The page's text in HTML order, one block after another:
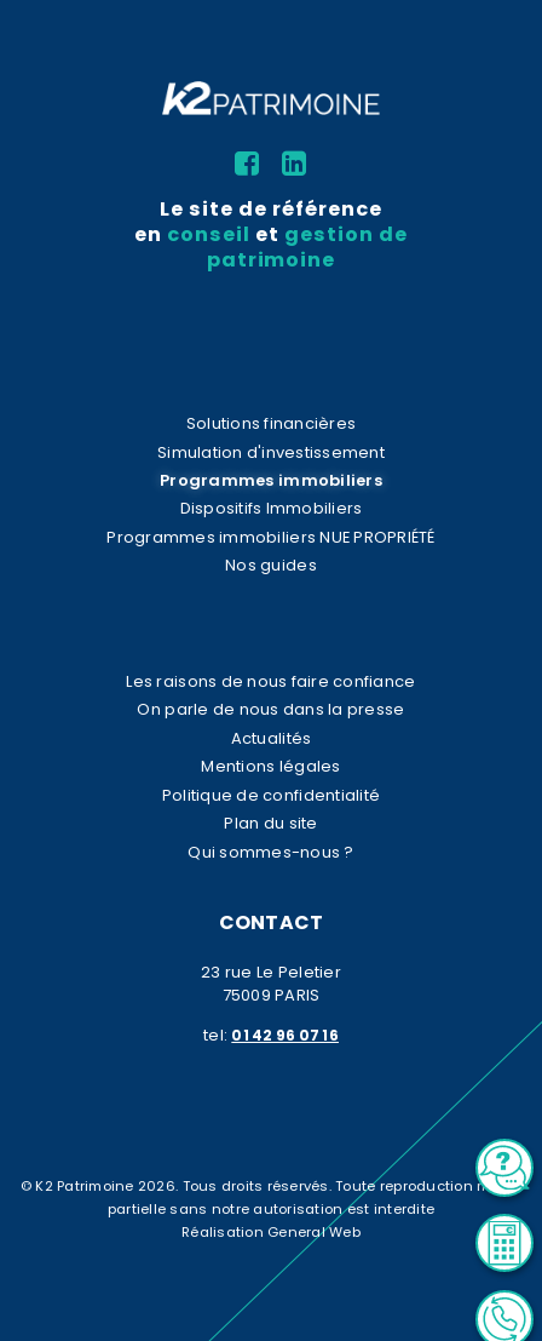
Le site de référence
en conseil et gestion de
patrimoine
Solutions financières
Simulation d'investissement
Programmes immobiliers
Dispositifs Immobiliers
Programmes immobiliers NUE PROPRIÉTÉ
Nos guides
Les raisons de nous faire confiance
On parle de nous dans la presse
Actualités
Mentions légales
Politique de confidentialité
Plan du site
Qui sommes-nous ?
CONTACT
23 rue Le Peletier
75009 PARIS
tel: 01 42 96 07 16
© K2 Patrimoine 2026. Tous droits réservés. Toute reproduction même
partielle sans notre autorisation est interdite
Réalisation General Web